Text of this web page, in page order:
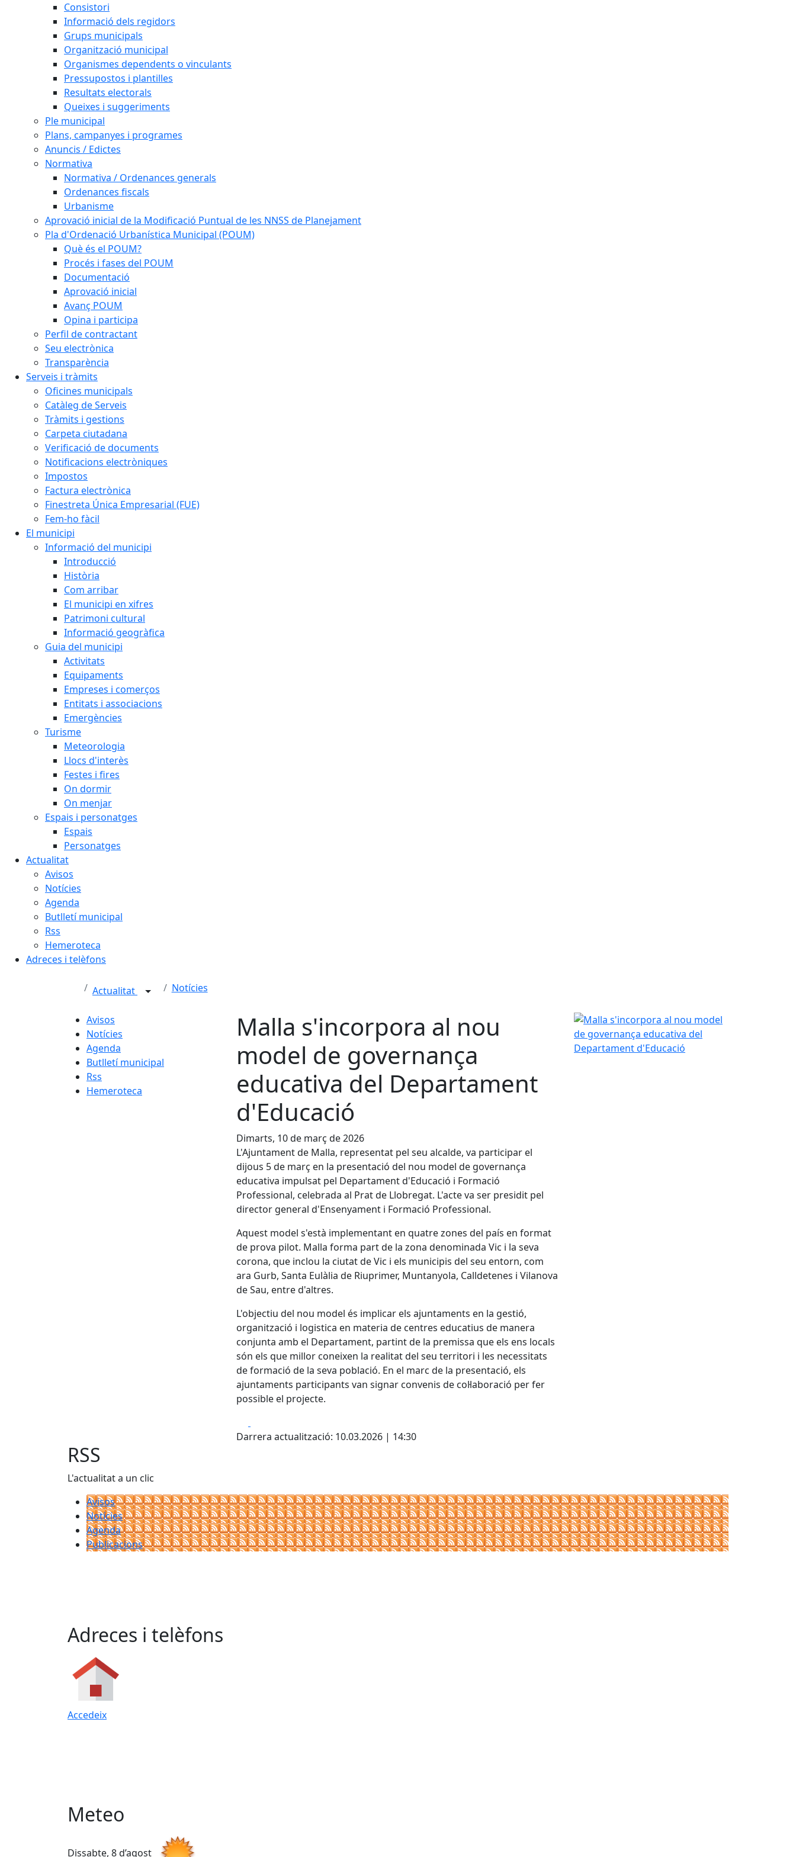
Consistori
Informació dels regidors
Grups municipals
Organització municipal
Organismes dependents o vinculants
Pressupostos i plantilles
Resultats electorals
Queixes i suggeriments
Ple municipal
Plans, campanyes i programes
Anuncis / Edictes
Normativa
Normativa / Ordenances generals
Ordenances fiscals
Urbanisme
Aprovació inicial de la Modificació Puntual de les NNSS de Planejament
Pla d'Ordenació Urbanística Municipal (POUM)
Què és el POUM?
Procés i fases del POUM
Documentació
Aprovació inicial
Avanç POUM
Opina i participa
Perfil de contractant
Seu electrònica
Transparència
Serveis i tràmits
Oficines municipals
Catàleg de Serveis
Tràmits i gestions
Carpeta ciutadana
Verificació de documents
Notificacions electròniques
Impostos
Factura electrònica
Finestreta Única Empresarial (FUE)
Fem-ho fàcil
El municipi
Informació del municipi
Introducció
Història
Com arribar
El municipi en xifres
Patrimoni cultural
Informació geogràfica
Guia del municipi
Activitats
Equipaments
Empreses i comerços
Entitats i associacions
Emergències
Turisme
Meteorologia
Llocs d'interès
Festes i fires
On dormir
On menjar
Espais i personatges
Espais
Personatges
Actualitat
Avisos
Notícies
Agenda
Butlletí municipal
Rss
Hemeroteca
Adreces i telèfons
Actualitat Notícies
Avisos
Notícies
Agenda
Butlletí municipal
Rss
Hemeroteca
Malla s'incorpora al nou
model de governança
educativa del Departament
d'Educació
Dimarts, 10 de març de 2026
L'Ajuntament de Malla, representat pel seu alcalde, va participar el
dijous 5 de març en la presentació del nou model de governança
educativa impulsat pel Departament d'Educació i Formació
Professional, celebrada al Prat de Llobregat. L'acte va ser presidit pel
director general d'Ensenyament i Formació Professional.
Aquest model s'està implementant en quatre zones del país en format
de prova pilot. Malla forma part de la zona denominada Vic i la seva
corona, que inclou la ciutat de Vic i els municipis del seu entorn, com
ara Gurb, Santa Eulàlia de Riuprimer, Muntanyola, Calldetenes i Vilanova
de Sau, entre d'altres.
L'objectiu del nou model és implicar els ajuntaments en la gestió,
organització i logistica en materia de centres educatius de manera
conjunta amb el Departament, partint de la premissa que els ens locals
són els que millor coneixen la realitat del seu territori i les necessitats
de formació de la seva població. En el marc de la presentació, els
ajuntaments participants van signar convenis de col·laboració per fer
possible el projecte.
Darrera actualització: 10.03.2026 | 14:30
Malla s'incorpora al nou model de governança
RSS
L'actualitat a un clic
Avisos
Notícies
Agenda
Publicacions
Adreces i telèfons
Accedeix
Meteo
Dissabte, 8 d’agost